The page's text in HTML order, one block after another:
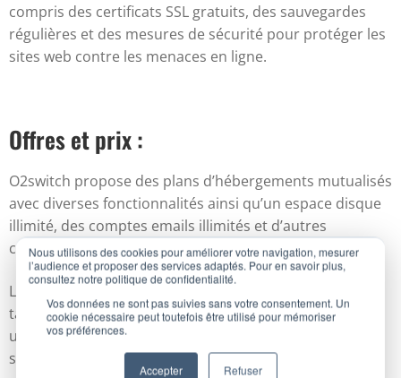
Nous utilisons des cookies pour améliorer votre navigation, mesurer
l’audience et proposer des services adaptés. Pour en savoir plus,
consultez notre politique de confidentialité.
Vos données ne sont pas suivies sans votre consentement. Un
cookie nécessaire peut toutefois être utilisé pour mémoriser
vos préférences.
Accepter Refuser
compris des certificats SSL gratuits, des sauvegardes
régulières et des mesures de sécurité pour protéger les
sites web contre les menaces en ligne.
Offres et prix :
O2switch propose des plans d’hébergements mutualisés
avec diverses fonctionnalités ainsi qu’un espace disque
illimité, des comptes emails illimités et d’autres
caractéristiques intéressantes.
Les tarifs d’o2switch sont habituellement basés sur une
tarification unique, sans coûts cachés. La tarification
unique inclut la plupart des fonctionnalités sans coût
supplémentaire.